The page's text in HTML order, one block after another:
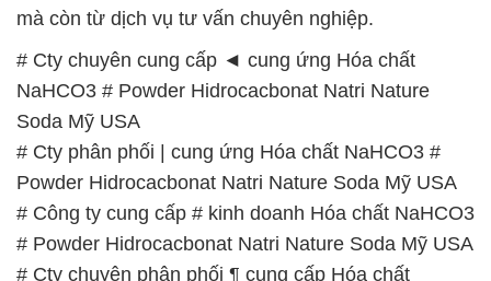
# Cty phân phối | cung ứng Hóa chất NaHCO3 #
Powder Hidrocacbonat Natri Nature Soda Mỹ USA
# Công ty cung cấp # kinh doanh Hóa chất NaHCO3
# Powder Hidrocacbonat Natri Nature Soda Mỹ USA
# Cty chuyên phân phối ¶ cung cấp Hóa chất
NaHCO3 # Powder Hidrocacbonat Natri Nature
Soda Mỹ USA
# Địa chỉ phân phối › cung cấp Hóa chất NaHCO3 #
Powder Hidrocacbonat Natri Nature Soda Mỹ USA